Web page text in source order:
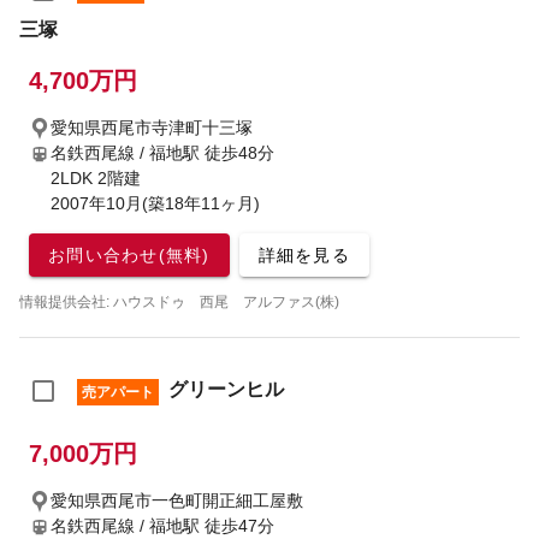
三塚
4,700万円
愛知県西尾市寺津町十三塚
名鉄西尾線 / 福地駅 徒歩48分
2LDK 2階建
2007年10月(築18年11ヶ月)
お問い合わせ(無料) 詳細を見る
情報提供会社: ハウスドゥ 西尾 アルファス(株)
売アパート グリーンヒル
7,000万円
愛知県西尾市一色町開正細工屋敷
名鉄西尾線 / 福地駅 徒歩47分